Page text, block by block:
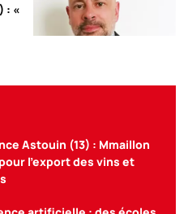
: «
Astouin (13) : Mmaillon
l’export des vins et